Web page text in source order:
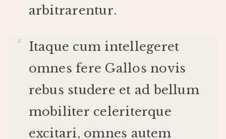
arbitrarentur.
Itaque cum intellegeret
omnes fere Gallos novis
rebus studere et ad bellum
mobiliter celeriterque
excitari, omnes autem